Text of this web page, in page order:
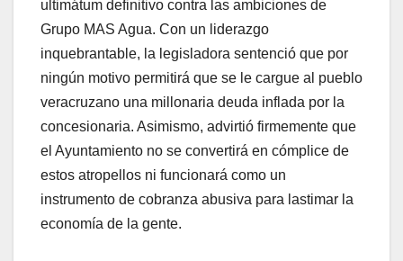
ultimátum definitivo contra las ambiciones de
Grupo MAS Agua. Con un liderazgo
inquebrantable, la legisladora sentenció que por
ningún motivo permitirá que se le cargue al pueblo
veracruzano una millonaria deuda inflada por la
concesionaria. Asimismo, advirtió firmemente que
el Ayuntamiento no se convertirá en cómplice de
estos atropellos ni funcionará como un
instrumento de cobranza abusiva para lastimar la
economía de la gente.